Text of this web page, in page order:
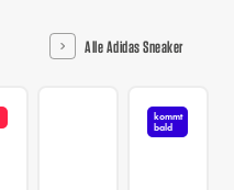
Alle Adidas Sneaker
kommt
bald